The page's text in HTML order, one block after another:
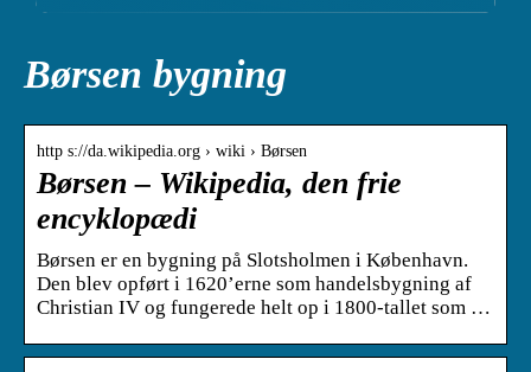
Børsen bygning
http s://da.wikipedia.org › wiki › Børsen
Børsen – Wikipedia, den frie
encyklopædi
Børsen er en bygning på Slotsholmen i København.
Den blev opført i 1620’erne som handelsbygning af
Christian IV og fungerede helt op i 1800-tallet som …